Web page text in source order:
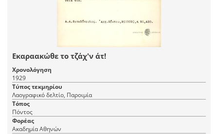
Εκαραακώθε το τζάχ'ν άτ!
Χρονολόγηση
1929
Τύπος τεκμηρίου
Λαογραφικό δελτίο, Παροιμία
Τόπος
Πόντος
Φορέας
Ακαδημία Αθηνών